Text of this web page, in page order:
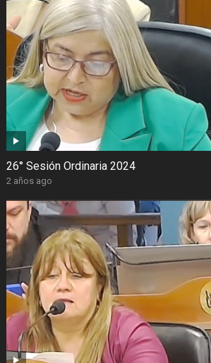
26° Sesión Ordinaria 2024
2 años ago